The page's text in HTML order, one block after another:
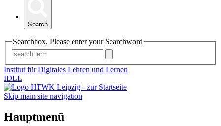
Search
Searchbox. Please enter your Searchword
Institut für Digitales Lehren und Lernen
IDLL
Skip main site navigation
Hauptmenü